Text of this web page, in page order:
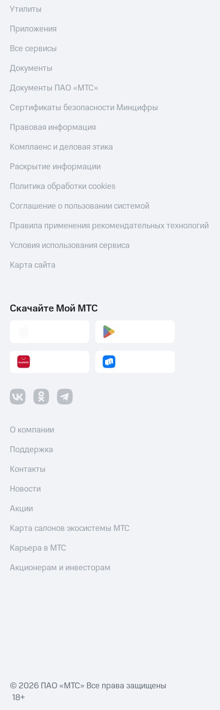
Утилиты
Приложения
Все сервисы
Документы
Документы ПАО «МТС»
Сертификаты безопасности Минцифры
Правовая информация
Комплаенс и деловая этика
Раскрытие информации
Политика обработки cookies
Соглашение о пользовании системой
Правила применения рекомендательных технологий
Условия использования сервиса
Карта сайта
Скачайте Мой МТС
О компании
Поддержка
Контакты
Новости
Акции
Карта салонов экосистемы МТС
Карьера в МТС
Акционерам и инвесторам
© 2026 ПАО «МТС» Все права защищены
18+